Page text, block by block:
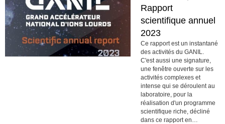
Rapport
scientifique annuel
2023
Ce rapport est un instantané
des activités du GANIL.
C'est aussi une signature,
une fenêtre ouverte sur les
activités complexes et
intense qui se déroulent au
laboratoire, pour la
réalisation d'un programme
scientifique riche, décliné
dans ce rapport en…